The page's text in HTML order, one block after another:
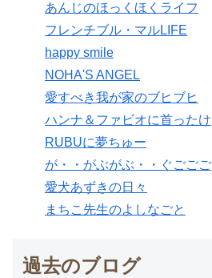
あんじのほっくほくライフ
フレンチブル・マルLIFE
happy smile
NOHA'S ANGEL
愛すべき我が家のブヒブヒ
ハンナ＆ファビオに首ったけ
RUBUに夢ちゅー
が・・がぶがぶ・・ぐごごご
愛犬あずきの日々
まちこ先生のよしなごと
過去のブログ